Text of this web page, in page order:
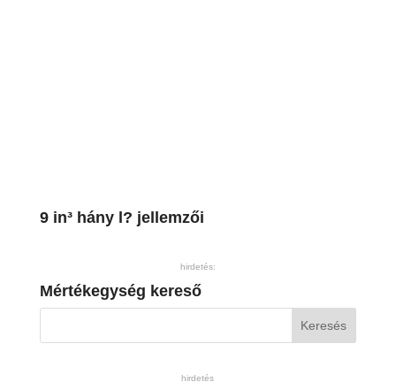
9 in³ hány l? jellemzői
hirdetés:
Mértékegység kereső
hirdetés